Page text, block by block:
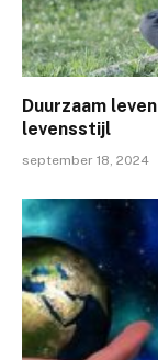
Duurzaam
levensstijl
september 18, 2024